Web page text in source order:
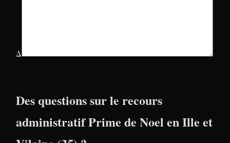
Δ
Des questions sur le recours
administratif Prime de Noel en Ille et